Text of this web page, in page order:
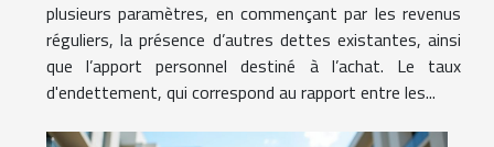
plusieurs paramètres, en commençant par les revenus
réguliers, la présence d’autres dettes existantes, ainsi
que l’apport personnel destiné à l’achat. Le taux
d'endettement, qui correspond au rapport entre les...